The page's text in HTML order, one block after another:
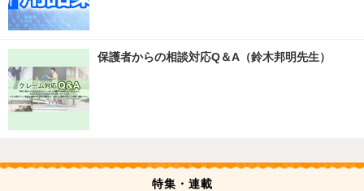
保護者からの相談対応Q＆A（鈴木邦明先生）
特集・連載